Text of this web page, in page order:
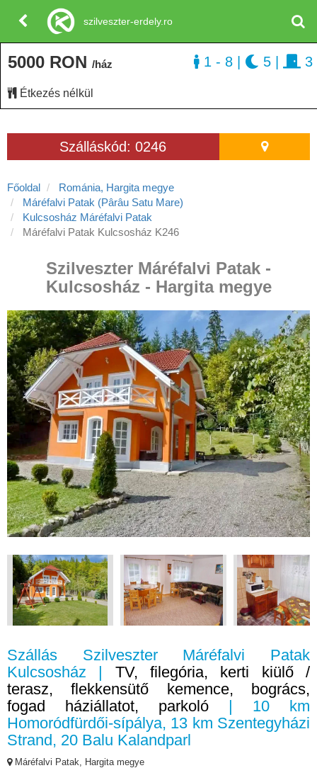
Szálláskód: 0246
Főoldal
Románia, Hargita megye
Máréfalvi Patak (Pârâu Satu Mare)
Kulcsosház Máréfalvi Patak
Máréfalvi Patak Kulcsosház K246
Szilveszter Máréfalvi Patak -
Kulcsosház - Hargita megye
Szállás Szilveszter Máréfalvi Patak
Kulcsosház | TV, filegória, kerti kiülő /
terasz, flekkensütő kemence, bogrács,
fogad háziállatot, parkoló | 10 km
Homoródfürdői-sípálya, 13 km Szentegyházi
Strand, 20 Balu Kalandparl
Máréfalvi Patak, Hargita megye
5000 RON /ház
Étkezés nélkül
1 - 8 5 3
szilveszter-erdely.ro